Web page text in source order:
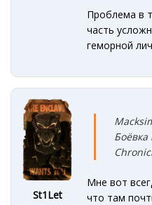
Проблема в
часть
геморной
St1Let
Боёвка
Мне вот
что там